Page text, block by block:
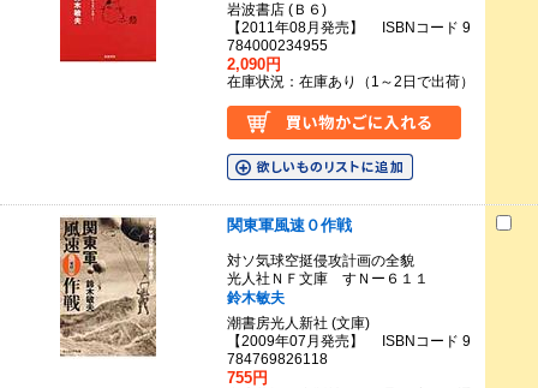
岩波書店 (Ｂ６)
【2011年08月発売】 ISBNコード 9
784000234955
2,090円
在庫状況：在庫あり（1～2日で出荷）
関東軍風速０作戦
対ソ気球空挺侵攻計画の全貌
光人社ＮＦ文庫 すＮー６１１
鈴木敏夫
潮書房光人新社 (文庫)
【2009年07月発売】 ISBNコード 9
784769826118
755円